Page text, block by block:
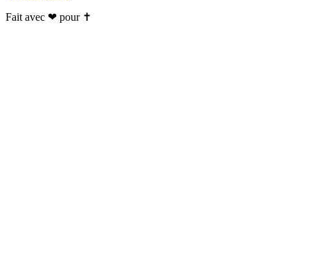
Fait avec ❤ pour ✝️️